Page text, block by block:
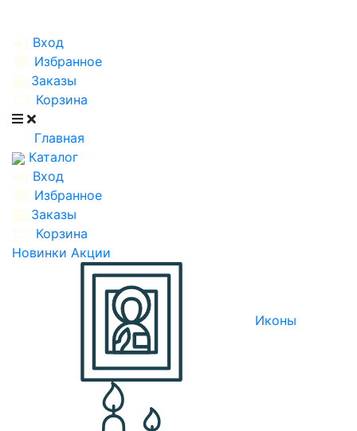
Вход
Избранное
Заказы
Корзина
Главная
Каталог
Вход
Избранное
Заказы
Корзина
Новинки Акции
Иконы